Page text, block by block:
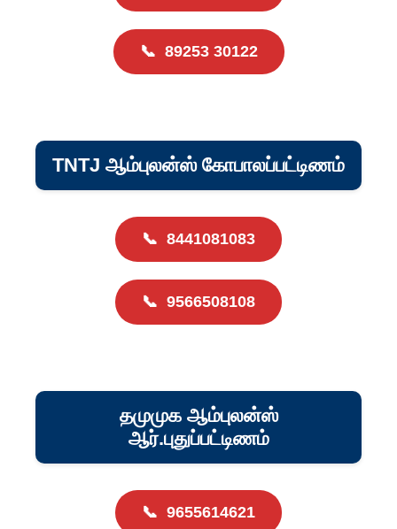
📞 89253 30122
TNTJ ஆம்புலன்ஸ் கோபாலப்பட்டிணம்
📞 8441081083
📞 9566508108
தமுமுக ஆம்புலன்ஸ்
ஆர்.புதுப்பட்டிணம்
📞 9655614621